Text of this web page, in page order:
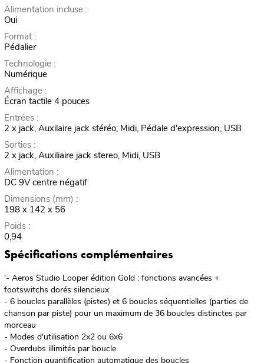
Alimentation incluse :
Oui
Format :
Pédalier
Technologie :
Numérique
Affichage :
Écran tactile 4 pouces
Entrées :
2 x jack, Auxilaire jack stéréo, Midi, Pédale d'expression, USB
Sorties :
2 x jack, Auxiliaire jack stereo, Midi, USB
Alimentation :
DC 9V centre négatif
Dimensions (mm) :
198 x 142 x 56
Poids :
0,94
Spécifications complémentaires
'- Aeros Studio Looper édition Gold : fonctions avancées +
footswitchs dorés silencieux
- 6 boucles parallèles (pistes) et 6 boucles séquentielles (parties de
chanson par piste) pour un maximum de 36 boucles distinctes par
morceau
- Modes d'utilisation 2x2 ou 6x6
- Overdubs illimités par boucle
- Fonction quantification automatique des boucles